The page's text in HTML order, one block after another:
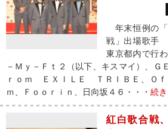
年末恒例の
戦」出場歌手
東京都内で行
－Ｍｙ－Ｆｔ２（以下、キスマイ）、
ｒｏｍ ＥＸＩＬＥ ＴＲＩＢＥ、Ｏｆ
ｍ、Ｆｏｏｒｉｎ、日向坂４６・・・ 続
紅白歌合戦